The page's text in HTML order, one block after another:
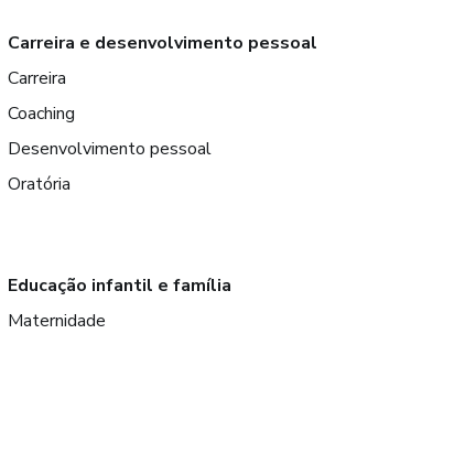
Carreira e desenvolvimento pessoal
Carreira
Coaching
Desenvolvimento pessoal
Oratória
Educação infantil e família
Maternidade